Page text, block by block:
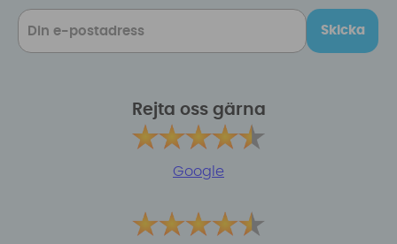
Skicka
Rejta oss gärna
Google